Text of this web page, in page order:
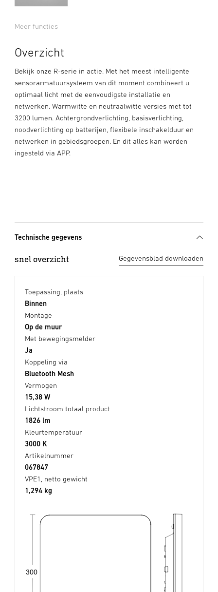
Meer functies
Overzicht
Bekijk onze R-serie in actie. Met het meest intelligente
sensorarmatuursysteem van dit moment combineert u
optimaal licht met de eenvoudigste installatie en
netwerken. Warmwitte en neutraalwitte versies met tot
3200 lumen. Achtergrondverlichting, basisverlichting,
noodverlichting op batterijen, flexibele inschakelduur en
netwerken in gebiedsgroepen. En dit alles kan worden
ingesteld via APP.
Technische gegevens
snel overzicht Gegevensblad downloaden
Toepassing, plaats
Binnen
Montage
Op de muur
Met bewegingsmelder
Ja
Koppeling via
Bluetooth Mesh
Vermogen
15,38 W
Lichtstroom totaal product
1826 lm
Kleurtemperatuur
3000 K
Artikelnummer
067847
VPE1, netto gewicht
1,294 kg
300